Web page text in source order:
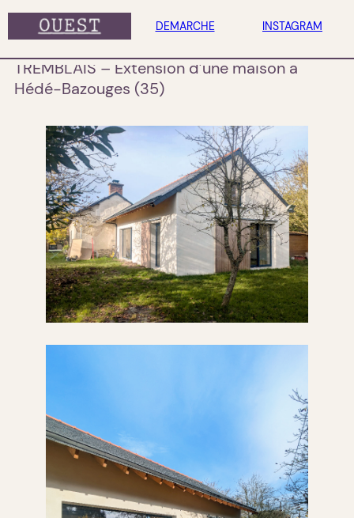
DEMARCHE INSTAGRAM
TREMBLAIS – Extension d’une maison à
Hédé-Bazouges (35)